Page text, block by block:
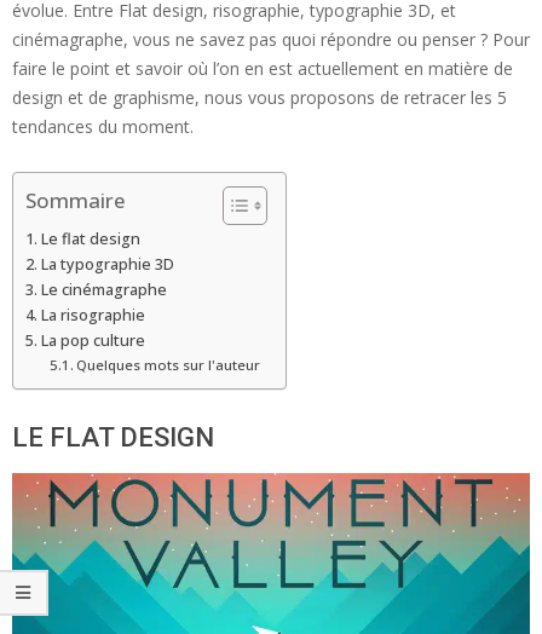
évolue. Entre Flat design, risographie, typographie 3D, et
cinémagraphe, vous ne savez pas quoi répondre ou penser ? Pour
faire le point et savoir où l’on en est actuellement en matière de
design et de graphisme, nous vous proposons de retracer les 5
tendances du moment.
Sommaire
Le flat design
La typographie 3D
Le cinémagraphe
La risographie
La pop culture
Quelques mots sur l'auteur
LE FLAT DESIGN